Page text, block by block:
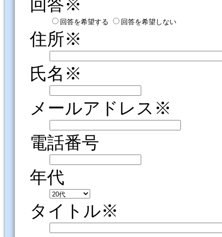
回答※
回答を希望する 回答を希望しない
住所※
氏名※
メールアドレス※
電話番号
年代
タイトル※